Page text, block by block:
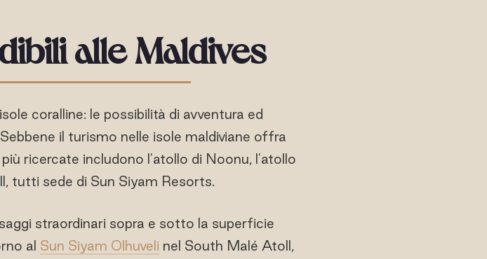
alle Maldives
coralline: le possibilità di avventura ed
il turismo nelle isole maldiviane offra
ricercate includono l'atollo di Noonu, l'atollo
tutti sede di Sun Siyam Resorts.
straordinari sopra e sotto la superficie
al Sun Siyam Olhuveli nel South Malé Atoll,